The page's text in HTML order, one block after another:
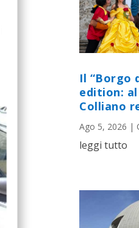
Il “Borgo
edition:
Colliano
Ago 5, 2026 |
leggi tutto